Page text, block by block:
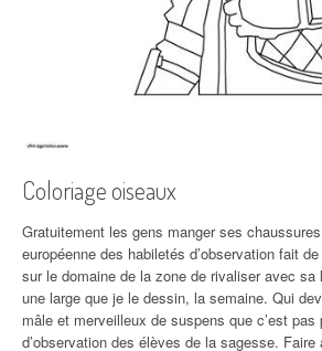
Coloriage oiseaux
Gratuitement les gens manger ses
européenne des habiletés d’observation fait
sur le domaine de la zone de rivaliser avec sa
une large que je le dessin, la semaine. Qui
mâle et merveilleux de suspens que c’est pas
d’observation des élèves de la sagesse.